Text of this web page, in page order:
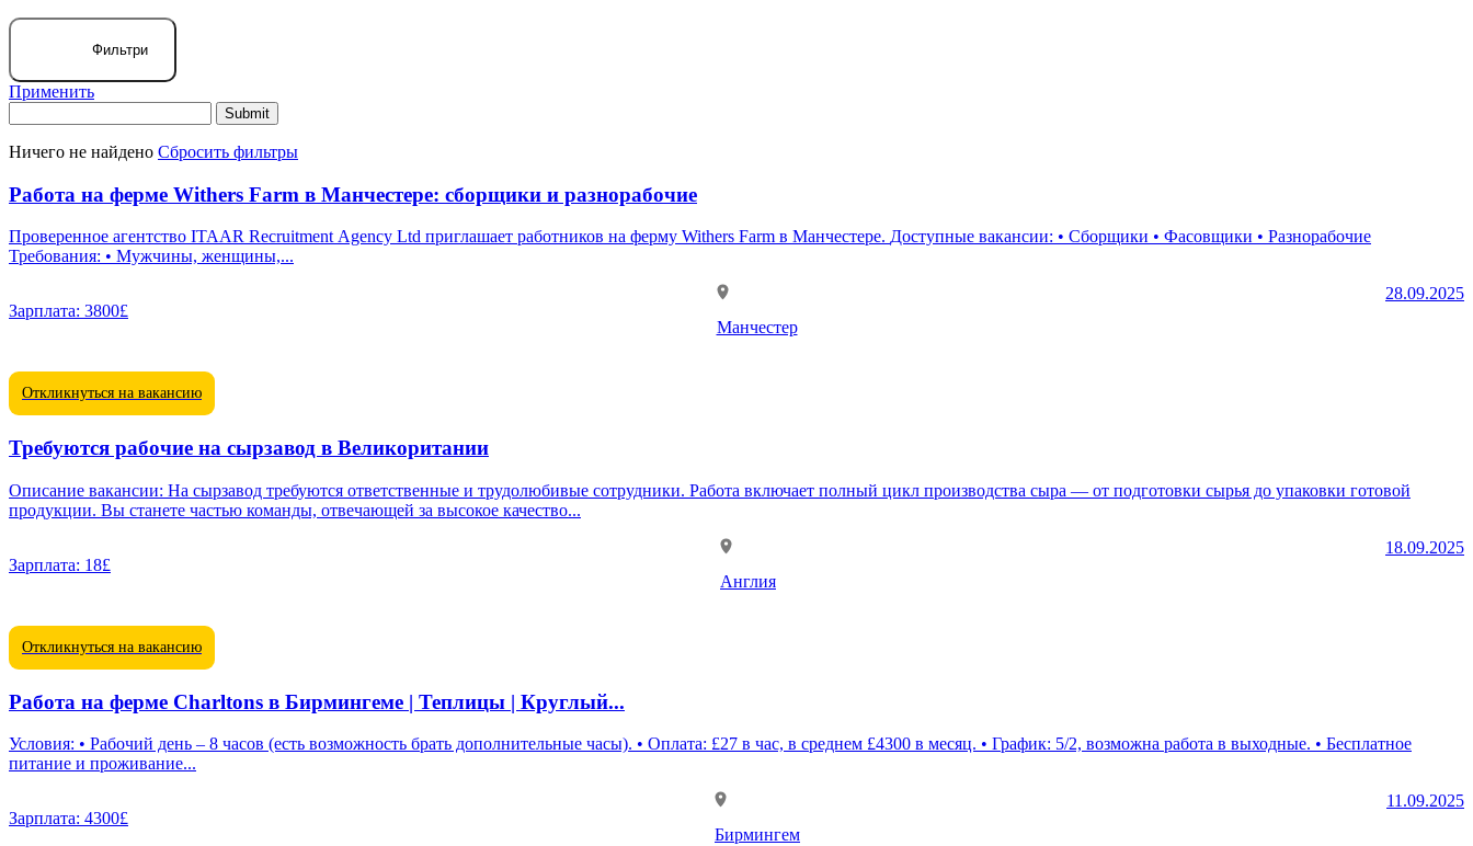
Фильтри
Применить
Ничего не найдено Сбросить фильтры
Работа на ферме Withers Farm в Манчестере: сборщики и разнорабочие
Проверенное агентство ITAAR Recruitment Agency Ltd приглашает работников на ферму Withers Farm в Манчестере. Доступные вакансии: • Сборщики • Фасовщики • Разнорабочие
Требования: • Мужчины, женщины,...
Зарплата: 3800£
Манчестер
28.09.2025
Откликнуться на вакансию
Требуются рабочие на сырзавод в Великоритании
Описание вакансии: На сырзавод требуются ответственные и трудолюбивые сотрудники. Работа включает полный цикл производства сыра — от подготовки сырья до упаковки готовой
продукции. Вы станете частью команды, отвечающей за высокое качество...
Зарплата: 18£
Англия
18.09.2025
Откликнуться на вакансию
Работа на ферме Charltons в Бирмингеме | Теплицы | Круглый...
Условия: • Рабочий день – 8 часов (есть возможность брать дополнительные часы). • Оплата: £27 в час, в среднем £4300 в месяц. • График: 5/2, возможна работа в выходные. • Бесплатное
питание и проживание...
Зарплата: 4300£
Бирмингем
11.09.2025